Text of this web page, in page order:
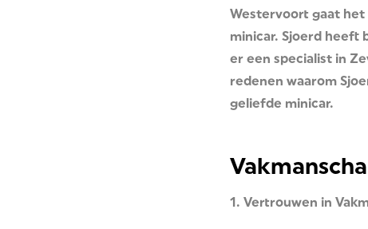
Westervoort gaat het
minicar. Sjoerd heeft
er een specialist in
redenen waarom
geliefde minicar.
1. Vertrouwen in